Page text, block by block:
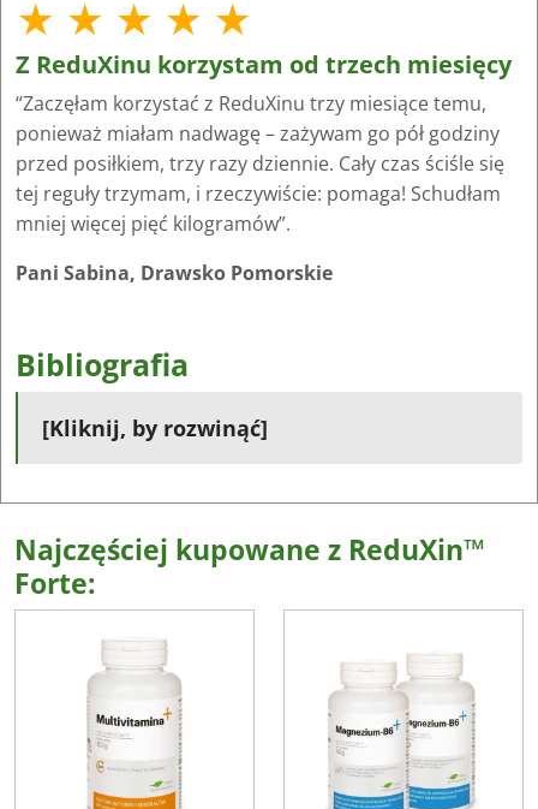
★ ★ ★ ★ ★
Z ReduXinu korzystam od trzech miesięcy
“Zaczęłam korzystać z ReduXinu trzy miesiące temu,
ponieważ miałam nadwagę – zażywam go pół godziny
przed posiłkiem, trzy razy dziennie. Cały czas ściśle się
tej reguły trzymam, i rzeczywiście: pomaga! Schudłam
mniej więcej pięć kilogramów”.
Pani Sabina, Drawsko Pomorskie
Bibliografia
[Kliknij, by rozwinąć]
Najczęściej kupowane z ReduXin™
Forte: